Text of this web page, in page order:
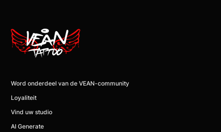
Word onderdeel van de VEAN-community
Loyaliteit
Vind uw studio
AI Generate